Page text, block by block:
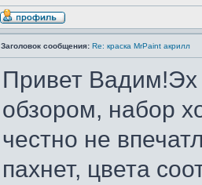
Заголовок сообщения: Re: краска MrPaint акрилл
Привет
обзором, набор
честно не
пахнет, цвета